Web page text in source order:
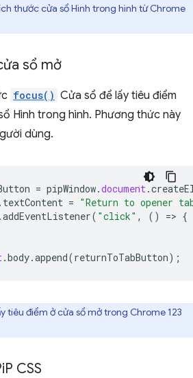
thước cửa sổ Hình trong hình từ Chrome
sổ mở
focus() Cửa sổ để lấy tiêu điểm
Hình trong hình. Phương thức này
dùng.
= pipWindow.document .
. textContent = "Return to opener
.addEventListener( "click" , () => {
.body.append(returnToTabButton);
tiêu điểm ở cửa sổ mở trong Chrome 123
P CSS